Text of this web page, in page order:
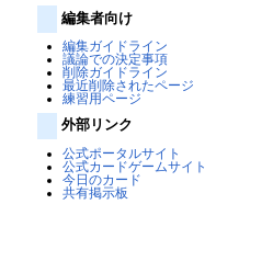
編集者向け
編集ガイドライン
議論での決定事項
削除ガイドライン
最近削除されたページ
練習用ページ
外部リンク
公式ポータルサイト
公式カードゲームサイト
今日のカード
共有掲示板